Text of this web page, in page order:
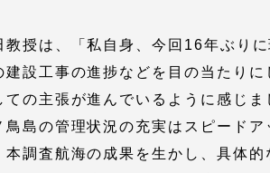
教授は、「私自身、今回16年ぶり
建設工事の進捗などを目の当たりに
ての主張が進んでいるように感じ
鳥島の管理状況の充実はスピードア
本調査航海の成果を生かし、具体的